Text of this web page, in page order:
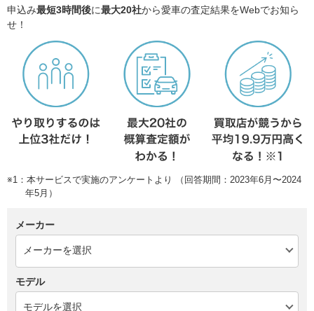
申込み最短3時間後に最大20社から愛車の査定結果をWebでお知ら
せ！
※1：本サービスで実施のアンケートより （回答期間：2023年6月〜2024
年5月）
メーカー
モデル